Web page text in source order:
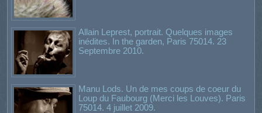
Allain Leprest, portrait. Quelques images
inédites. In the garden, Paris 75014. 23
Septembre 2010.
Manu Lods. Un de mes coups de coeur du
Loup du Faubourg (Merci les Louves). Paris
75014. 4 juillet 2009.